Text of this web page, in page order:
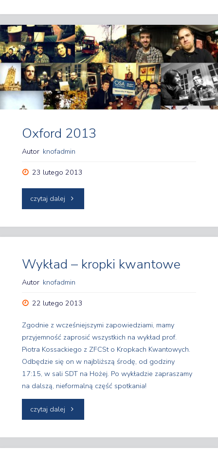
2013"
Oxford 2013
Autor knofadmin
23 lutego 2013
czytaj dalej "Oxford
Wykład – kropki kwantowe
Autor knofadmin
22 lutego 2013
Zgodnie z wcześniejszymi zapowiedziami, mamy
przyjemność zaprosić wszystkich na wykład prof.
Piotra Kossackiego z ZFCSt o Kropkach Kwantowych.
Odbędzie się on w najbliższą środę, od godziny
17:15, w sali SDT na Hożej. Po wykładzie zapraszamy
na dalszą, nieformalną część spotkania!
czytaj dalej "Wykład
kropki